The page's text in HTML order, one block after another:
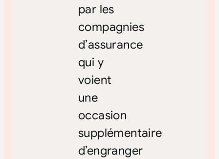
par les
compagnies
d’assurance
qui y
voient
une
occasion
supplémentaire
d’engranger